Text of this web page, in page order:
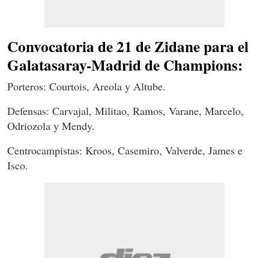
Convocatoria de 21 de Zidane para el
Galatasaray-Madrid de Champions:
Porteros: Courtois, Areola y Altube.
Defensas: Carvajal, Militao, Ramos, Varane, Marcelo,
Odriozola y Mendy.
Centrocampistas: Kroos, Casemiro, Valverde, James e
Isco.